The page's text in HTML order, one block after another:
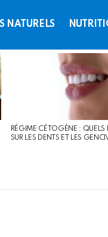
NATURELS
RÉGIME CÉTOGÈNE : QUELS
SUR LES DENTS ET LES